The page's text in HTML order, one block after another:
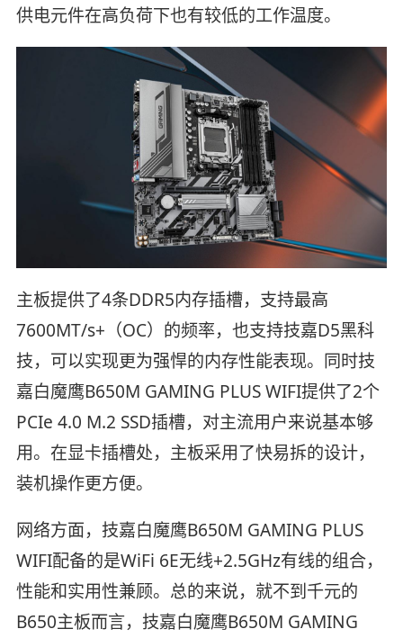
供电元件在高负荷下也有较低的工作温度。
主板提供了4条DDR5内存插槽，支持最高
7600MT/s+（OC）的频率，也支持技嘉D5黑科
技，可以实现更为强悍的内存性能表现。同时技
嘉白魔鹰B650M GAMING PLUS WIFI提供了2个
PCIe 4.0 M.2 SSD插槽，对主流用户来说基本够
用。在显卡插槽处，主板采用了快易拆的设计，
装机操作更方便。
网络方面，技嘉白魔鹰B650M GAMING PLUS
WIFI配备的是WiFi 6E无线+2.5GHz有线的组合，
性能和实用性兼顾。总的来说，就不到千元的
B650主板而言，技嘉白魔鹰B650M GAMING